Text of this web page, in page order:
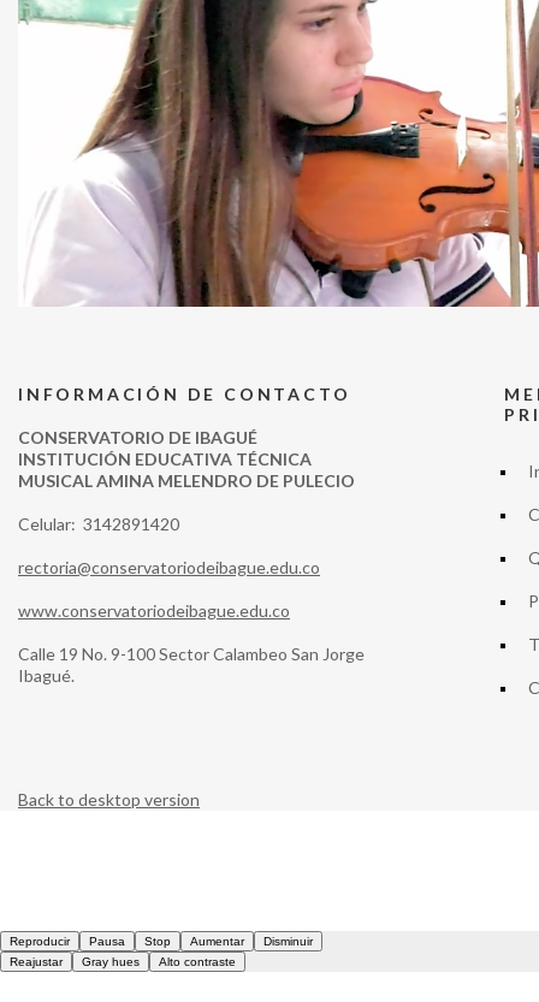
INFORMACIÓN DE CONTACTO
CONSERVATORIO DE IBAGUÉ
INSTITUCIÓN EDUCATIVA TÉCNICA
MUSICAL AMINA MELENDRO DE PULECIO
Celular: 3142891420
rectoria@conservatoriodeibague.edu.co
www.conservatoriodeibague.edu.co
Calle 19 No. 9-100 Sector Calambeo San Jorge
Ibagué.
Back to desktop version